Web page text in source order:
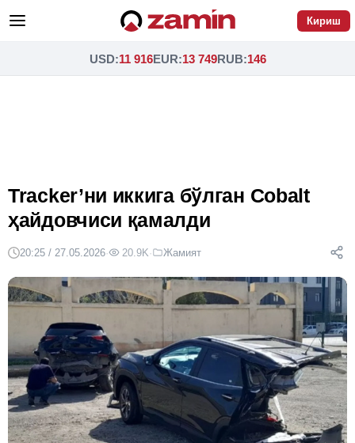
Кириш
USD:11 916EUR:13 749RUB:146
Tracker’ни иккига бўлган Cobalt
ҳайдовчиси қамалди
20:25 / 27.05.2026· 20.9K· Жамият